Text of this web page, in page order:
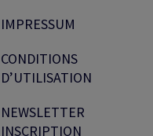
IMPRESSUM
CONDITIONS
D’UTILISATION
NEWSLETTER
INSCRIPTION